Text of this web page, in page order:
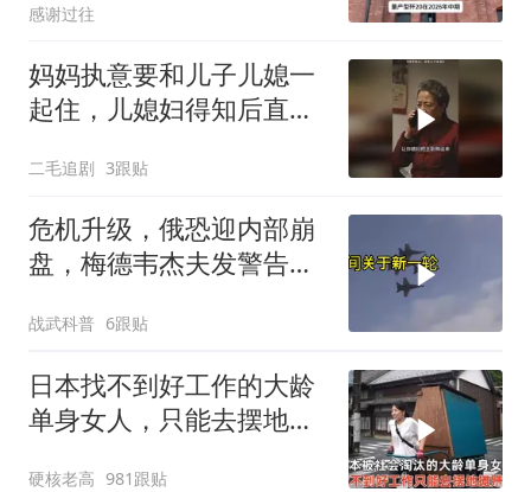
感谢过往
妈妈执意要和儿子儿媳一
起住，儿媳妇得知后直接
二毛追剧 3跟贴
危机升级，俄恐迎内部崩
盘，梅德韦杰夫发警告，
战武科普 6跟贴
日本找不到好工作的大龄
单身女人，只能去摆地
硬核老高 981跟贴